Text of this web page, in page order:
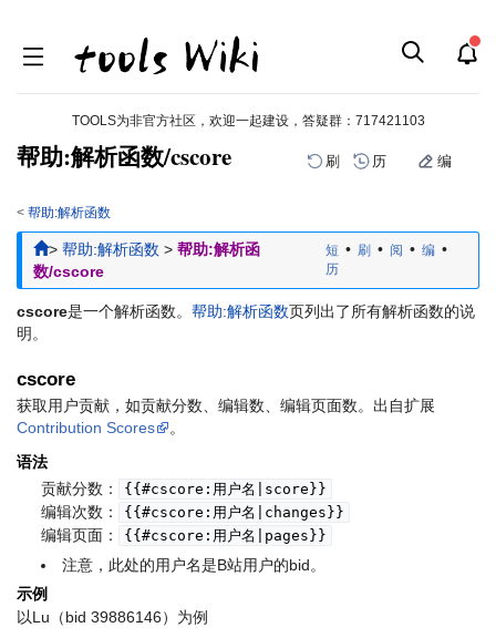
TOOLS为非官方社区，欢迎一起建设，答疑群： 717421103
帮助:解析函数/cscore 刷 历 编
< 帮助:解析函数
跳
跳
> 帮助:解析函数 > 帮助:解析函
数/cscore
短 • 刷 • 阅 • 编 •
历
cscore是一个解析函数。 帮助:解析函数页列出了所有解析函数的说
明。
cscore
获取用户贡献，如贡献分数、编辑数、编辑页面数。出自扩展
Contribution Scores
。
语法
贡献分数：
{{#cscore:用户名|score}}
编辑次数： {{#cscore:用户名|changes}}
编辑页面： {{#cscore:用户名|pages}}
注意，此处的用户名是B站用户的bid。
示例
以Lu（bid 39886146）为例